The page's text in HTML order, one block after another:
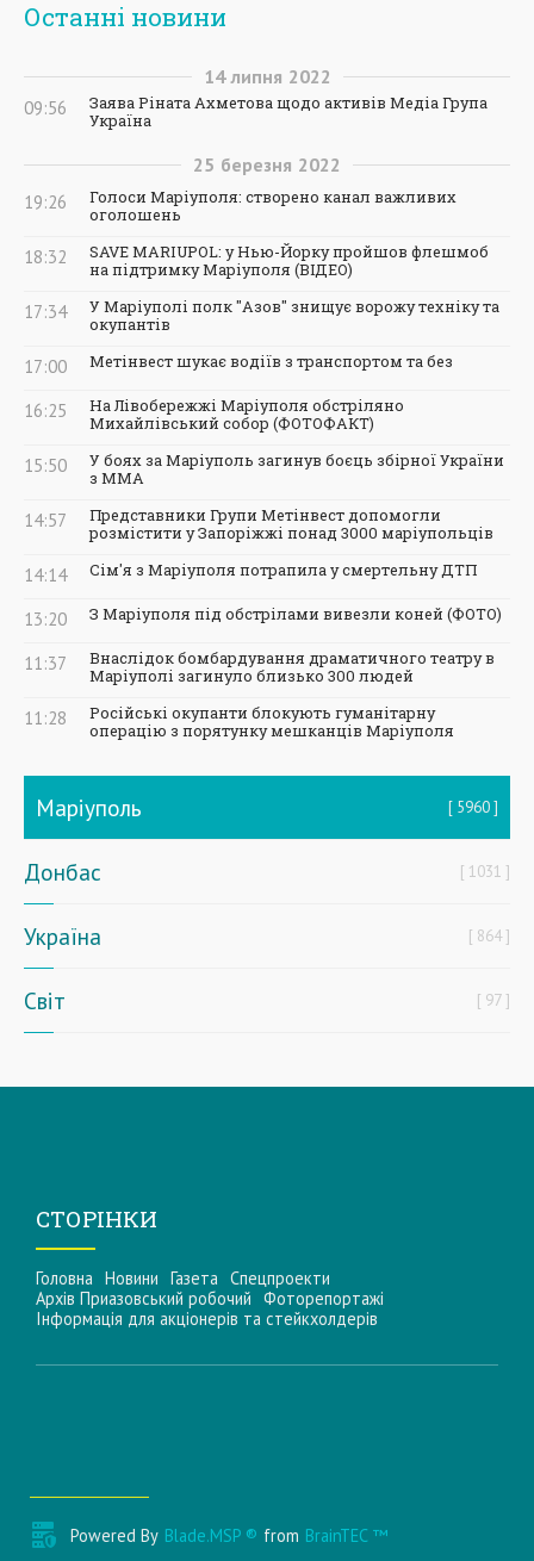
Останні новини
14 липня 2022
09:56
Заява Ріната Ахметова щодо активів Медіа Група
Україна
25 березня 2022
19:26
Голоси Маріуполя: створено канал важливих
оголошень
18:32
SAVE MARIUPOL: у Нью-Йорку пройшов флешмоб
на підтримку Маріуполя (ВІДЕО)
17:34
У Маріуполі полк "Азов" знищує ворожу техніку та
окупантів
17:00 Метінвест шукає водіїв з транспортом та без
16:25
На Лівобережжі Маріуполя обстріляно
Михайлівський собор (ФОТОФАКТ)
15:50
У боях за Маріуполь загинув боєць збірної України
з ММА
14:57
Представники Групи Метінвест допомогли
розмістити у Запоріжжі понад 3000 маріупольців
14:14 Сім'я з Маріуполя потрапила у смертельну ДТП
13:20 З Маріуполя під обстрілами вивезли коней (ФОТО)
11:37
Внаслідок бомбардування драматичного театру в
Маріуполі загинуло близько 300 людей
11:28
Російські окупанти блокують гуманітарну
операцію з порятунку мешканців Маріуполя
Маріуполь 5960
Донбас 1031
Україна 864
Світ 97
СТОРІНКИ
Головна Новини Газета Спецпроекти
Архів Приазовський робочий Фоторепортажі
Інформацiя для акцiонерiв та стейкхолдерiв
Powered By Blade.MSP ® from BrainTEC ™